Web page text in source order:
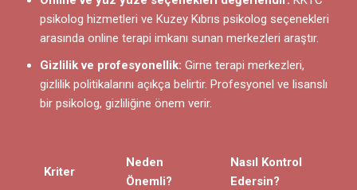
psikolog hizmetleri ve Kuzey Kıbrıs psikolog seçenekleri
arasında online terapi imkanı sunan merkezleri araştır.
Gizlilik ve profesyonellik: Girne terapi merkezleri,
gizlilik politikalarını açıkça belirtir. Profesyonel ve lisanslı
bir psikolog, gizliliğine önem verir.
Kriter
Neden
Önemli?
Nasıl Kontrol
Edersin?